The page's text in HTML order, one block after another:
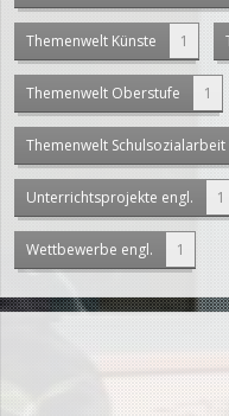
Themenwelt Künste 1
Themenwelt Oberstufe 1
Themenwelt Schulsozialarbeit
Unterrichtsprojekte engl. 1
Wettbewerbe engl. 1